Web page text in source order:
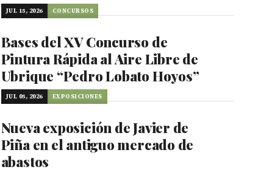
JUL 15, 2026 CONCURSOS
Bases del XV Concurso de
Pintura Rápida al Aire Libre de
Ubrique “Pedro Lobato Hoyos”
JUL 05, 2026 EXPOSICIONES
Nueva exposición de Javier de
Piña en el antiguo mercado de
abastos